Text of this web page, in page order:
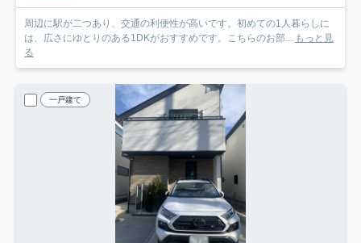
周辺に駅が二つあり、交通の利便性が高いです。初めての1人暮らしに
は、広さにゆとりのある1DKがおすすめです。こちらのお部... もっと見
る
一戸建て